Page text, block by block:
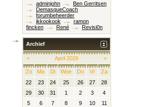
adminjohn
Ben Gerritsen
DemasqueCoach
forumbeheerder
ikkookook
ramon
fincken
René Revisi0n
Archief
< >
April 2026
Zo Ma Di Woe Do Vr
Za
22
23 24 25 26 27
28
29
30 31 1 2 3
4
5
6 7 8 9 10
11